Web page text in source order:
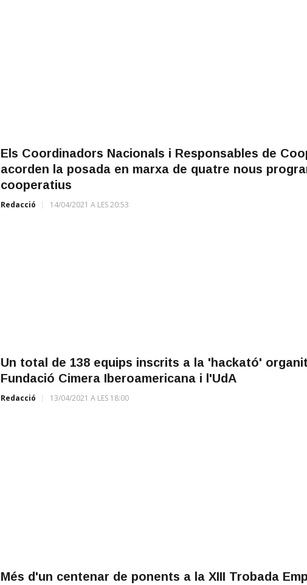
Els Coordinadors Nacionals i Responsables de
acorden la posada en marxa de quatre nous
cooperatius
Redacció 14/04/2021 A LES 20:53
Un total de 138 equips inscrits a la 'hackató'
Fundació Cimera Iberoamericana i l'UdA
Redacció 13/04/2021 A LES 18:00
Més d'un centenar de ponents a la XIII Trobada